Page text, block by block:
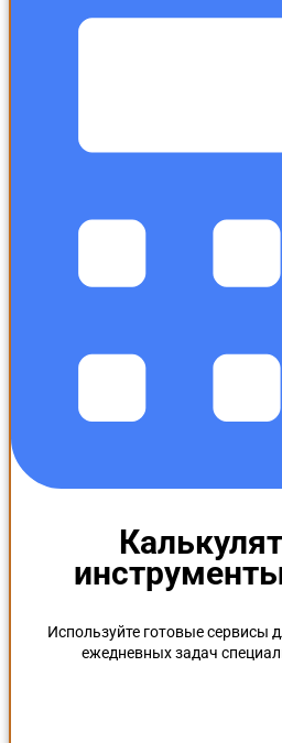
Используйте готовые сервисы
ежедневных задач